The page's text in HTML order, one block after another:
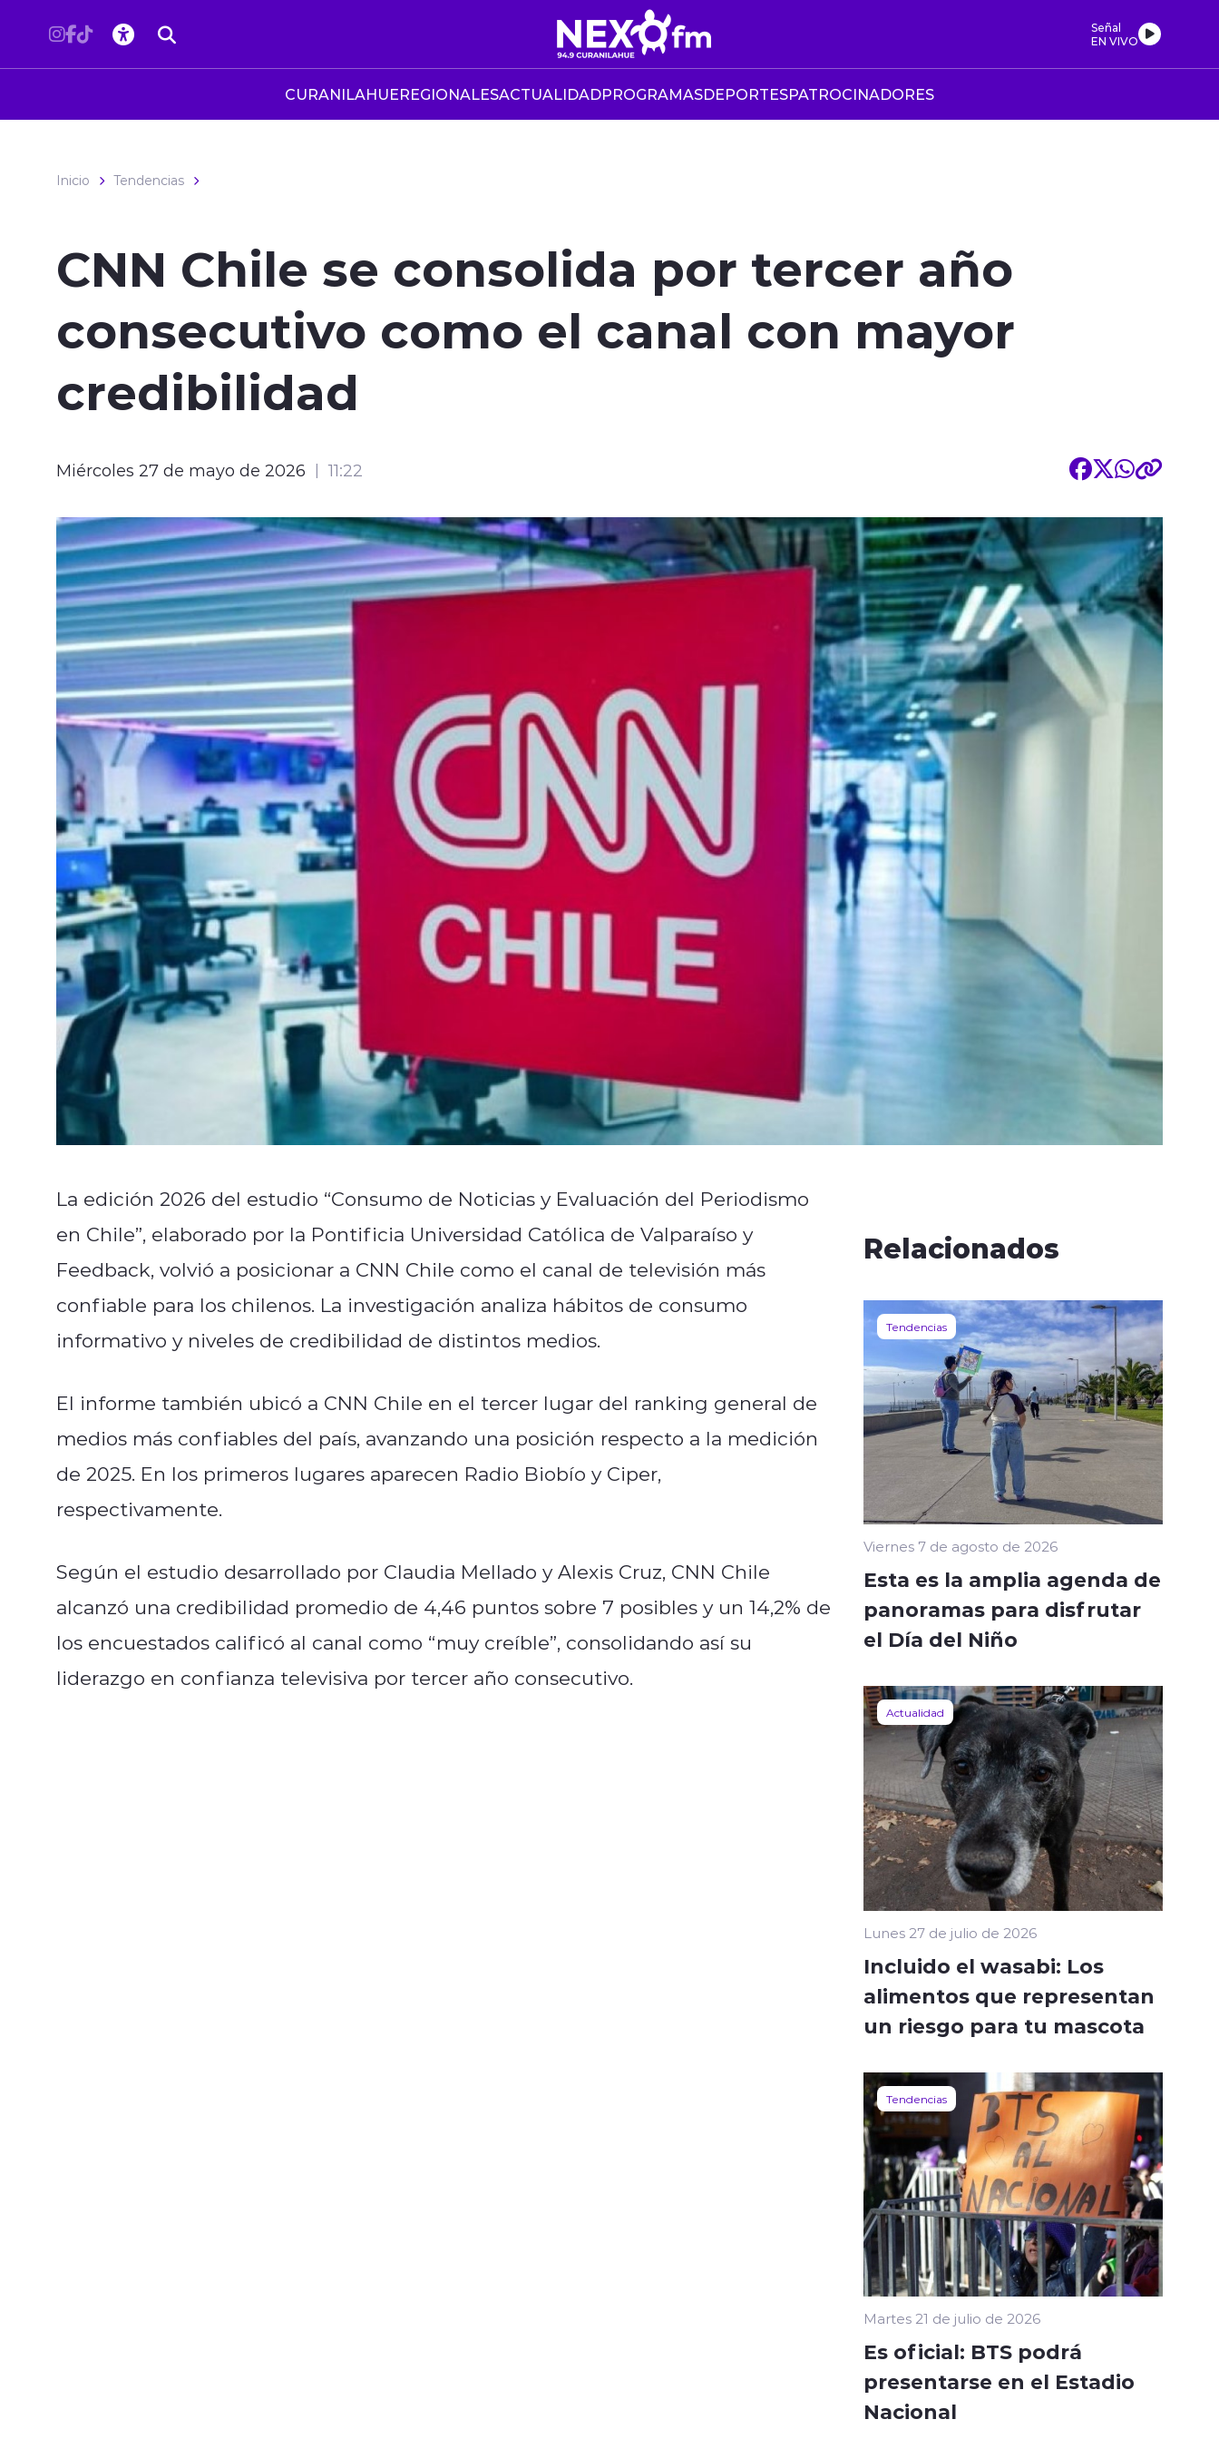
Señal
EN VIVO
CURANILAHUEREGIONALESACTUALIDADPROGRAMASDEPORTESPATROCINADORES
Inicio Tendencias
CNN Chile se consolida por tercer año
consecutivo como el canal con mayor
credibilidad
Miércoles 27 de mayo de 2026 11:22
La edición 2026 del estudio “Consumo de Noticias y Evaluación del Periodismo
en Chile”, elaborado por la Pontificia Universidad Católica de Valparaíso y
Feedback, volvió a posicionar a CNN Chile como el canal de televisión más
confiable para los chilenos. La investigación analiza hábitos de consumo
informativo y niveles de credibilidad de distintos medios.
El informe también ubicó a CNN Chile en el tercer lugar del ranking general de
medios más confiables del país, avanzando una posición respecto a la medición
de 2025. En los primeros lugares aparecen Radio Biobío y Ciper,
respectivamente.
Según el estudio desarrollado por Claudia Mellado y Alexis Cruz, CNN Chile
alcanzó una credibilidad promedio de 4,46 puntos sobre 7 posibles y un 14,2% de
los encuestados calificó al canal como “muy creíble”, consolidando así su
liderazgo en confianza televisiva por tercer año consecutivo.
Relacionados
Tendencias
Viernes 7 de agosto de 2026
Esta es la amplia agenda de
panoramas para disfrutar
el Día del Niño
Actualidad
Lunes 27 de julio de 2026
Incluido el wasabi: Los
alimentos que representan
un riesgo para tu mascota
Tendencias
Martes 21 de julio de 2026
Es oficial: BTS podrá
presentarse en el Estadio
Nacional